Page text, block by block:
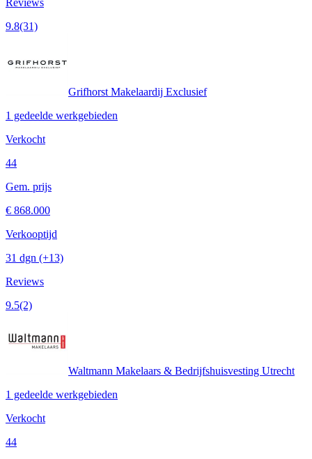
Reviews
9.8(31)
Grifhorst Makelaardij Exclusief
1 gedeelde werkgebieden
Verkocht
44
Gem. prijs
€ 868.000
Verkooptijd
31 dgn (+13)
Reviews
9.5(2)
Waltmann Makelaars & Bedrijfshuisvesting Utrecht
1 gedeelde werkgebieden
Verkocht
44